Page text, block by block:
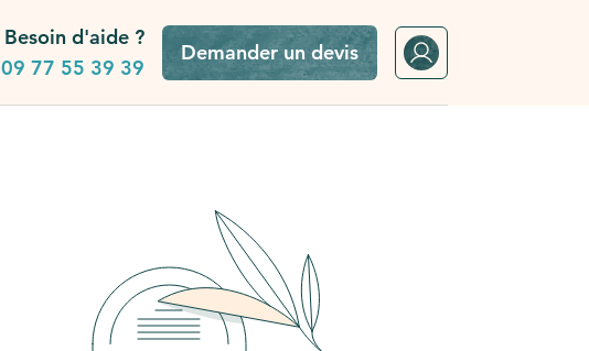
Besoin d'aide ?
09 77 55 39 39
Demander un devis